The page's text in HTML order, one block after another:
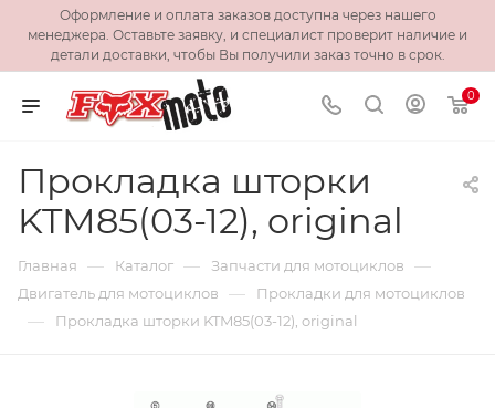
Оформление и оплата заказов доступна через нашего
менеджера. Оставьте заявку, и специалист проверит наличие и
детали доставки, чтобы Вы получили заказ точно в срок.
0
Прокладка шторки
KTM85(03-12), original
Главная — Каталог — Запчасти для мотоциклов —
Двигатель для мотоциклов — Прокладки для мотоциклов
— Прокладка шторки KTM85(03-12), original